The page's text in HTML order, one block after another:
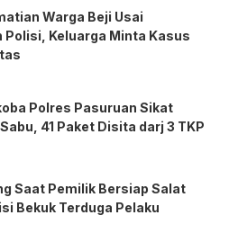
Warga Beji Usai
Polisi, Keluarga Minta Kasus
Polres Pasuruan Sikat
41 Paket Disita darj 3 TKP
Saat Pemilik Bersiap Salat
Bekuk Terduga Pelaku